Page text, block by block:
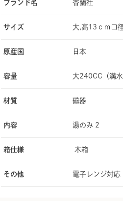
ブランド名 香蘭社
サイズ 大,高13ｃｍ口
原産国 日本
容量 大240CC（満
材質 磁器
内容 湯のみ 2
箱仕様 木箱
その他 電子レンジ対